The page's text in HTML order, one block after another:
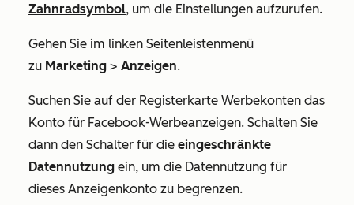
Zahnradsymbol, um die Einstellungen aufzurufen.
Gehen Sie im linken Seitenleistenmenü
zu Marketing > Anzeigen.
Suchen Sie auf der Registerkarte Werbekonten das
Konto für Facebook-Werbeanzeigen. Schalten Sie
dann den Schalter für die eingeschränkte
Datennutzung ein, um die Datennutzung für
dieses Anzeigenkonto zu begrenzen.